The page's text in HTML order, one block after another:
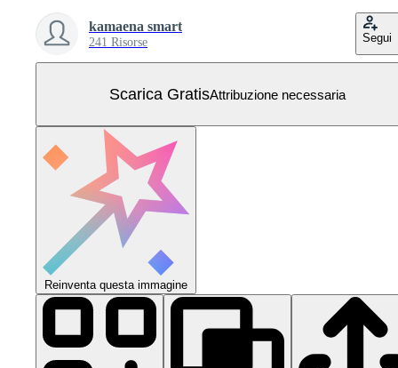
kamaena smart
241 Risorse Segui
Scarica GratisAttribuzione necessaria
Reinventa questa immagine